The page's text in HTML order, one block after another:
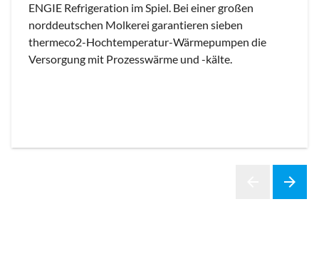
ENGIE Refrigeration im Spiel. Bei einer großen
norddeutschen Molkerei garantieren sieben
thermeco2-Hochtemperatur-Wärmepumpen die
Versorgung mit Prozesswärme und -kälte.
Previousarrow_forwardNext